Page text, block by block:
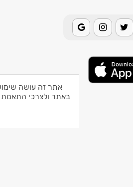
אתר זה עושה
באתר ולצרכי
אודות האתר פרטיות